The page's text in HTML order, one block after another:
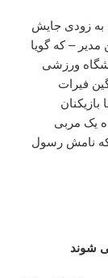
به زودی جایش
– که گویا
ورزشی
فیرات
یک مربی
که نامش رسول
شوند